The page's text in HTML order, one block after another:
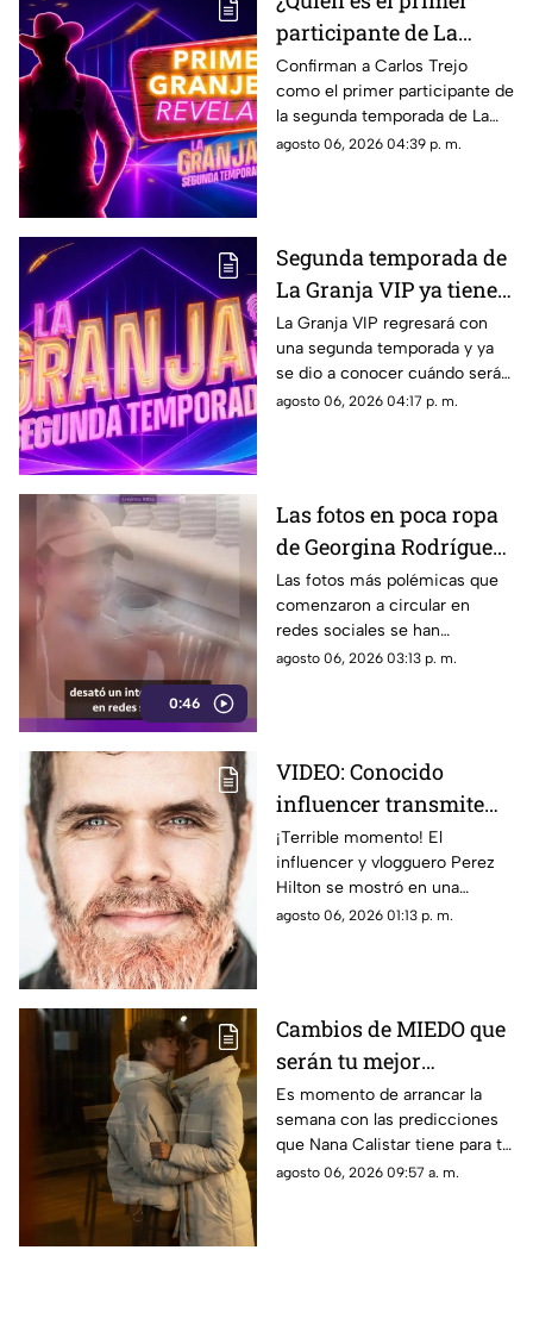
participante de La
Granja VIP 2?
Confirman a Carlos Trejo
como el primer participante de
la segunda temporada de La
Granja VIP y su participación
agosto 06, 2026 04:39 p. m.
Segunda temporada de
La Granja VIP ya tiene
fecha de estreno y esto
es lo que debes de saber
La Granja VIP regresará con
una segunda temporada y ya
se dio a conocer cuándo será
el esperado estreno del reality
agosto 06, 2026 04:17 p. m.
0:46
Las fotos en poca ropa
de Georgina Rodríguez
de las que TODOS están
hablando
Las fotos más polémicas que
comenzaron a circular en
redes sociales se han
convertido en el centro de
agosto 06, 2026 03:13 p. m.
VIDEO: Conocido
influencer transmite
EN VIVO mientras se
4utoles1ona; así fue
captado
¡Terrible momento! El
influencer y vlogguero Perez
Hilton se mostró en una
situación de crisis y provocó la
agosto 06, 2026 01:13 p. m.
Cambios de MIEDO que
serán tu mejor
BENEFICIO: Esto
destaca Nana Calistar
HOY en el horóscopo
Es momento de arrancar la
semana con las predicciones
que Nana Calistar tiene para tu
horóscopo hoy 6 de agosto de
agosto 06, 2026 09:57 a. m.